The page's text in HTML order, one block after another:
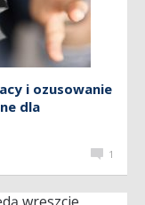
i ozusowanie
dla
1